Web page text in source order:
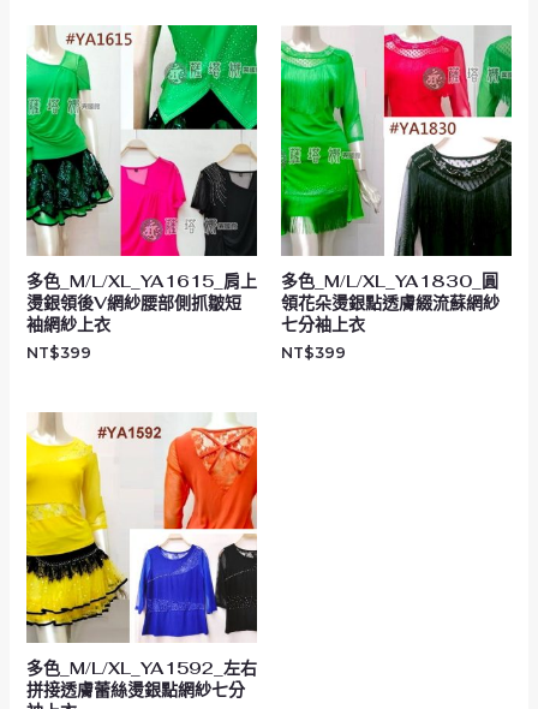
多色_M/L/XL_YA1615_肩上
燙銀領後V網紗腰部側抓皺短
袖網紗上衣
NT$399
多色_M/L/XL_YA1830_圓
領花朵燙銀點透膚綴流蘇網紗
七分袖上衣
NT$399
多色_M/L/XL_YA1592_左右
拼接透膚蕾絲燙銀點網紗七分